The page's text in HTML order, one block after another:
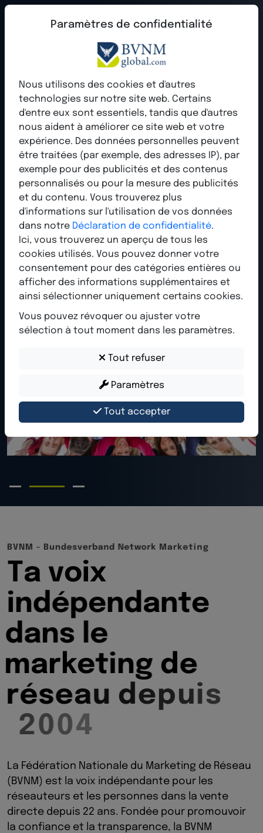
Voix indépendante de
l'industrie depuis 2004
La BVNM, Fédération Fédérale du Marketing de
Réseau, est depuisans la voix indépendante
pour les réseauteurs et les distributeurs directs.
Plus d'infos
BV N M - Bu nd esver band Network Market ing
Ta voix
indépendante
dans le
marketing de
réseau depuis
2004
La Fédération Nationale du Marketing de Réseau
(BVNM) est la voix indépendante pour les
réseauteurs et les personnes dans la vente
directe depuis 22 ans. Fondée pour promouvoir
la confiance et la transparence, la BVNM
Paramètres de confidentialité
Nous utilisons des cookies et d'autres
technologies sur notre site web. Certains
d'entre eux sont essentiels, tandis que d'autres
nous aident à améliorer ce site web et votre
expérience. Des données personnelles peuvent
être traitées (par exemple, des adresses IP), par
exemple pour des publicités et des contenus
personnalisés ou pour la mesure des publicités
et du contenu. Vous trouverez plus
d'informations sur l'utilisation de vos données
dans notre Déclaration de confidentialité.
Ici, vous trouverez un aperçu de tous les
cookies utilisés. Vous pouvez donner votre
consentement pour des catégories entières ou
afficher des informations supplémentaires et
ainsi sélectionner uniquement certains cookies.
Vous pouvez révoquer ou ajuster votre
sélection à tout moment dans les paramètres.
Tout refuser
Paramètres
Tout accepter